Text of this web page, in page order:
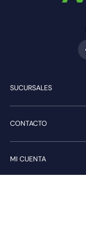
SUCURSALES
CONTACTO
MI CUENTA